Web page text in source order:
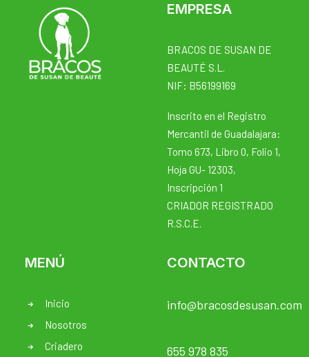
EMPRESA
BRACOS DE SUSAN DE
BEAUTÉ S.L.
NIF: B56199169
Inscrito en el Registro
Mercantil de Guadalajara:
Tomo 673, Libro 0, Folio 1,
Hoja GU- 12303,
Inscripción 1
CRIADOR REGISTRADO
R.S.C.E.
MENÚ
Inicio
Nosotros
Criadero
CONTACTO
info@bracosdesusan.com
655 978 835